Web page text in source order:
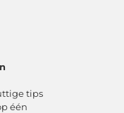
tips
één